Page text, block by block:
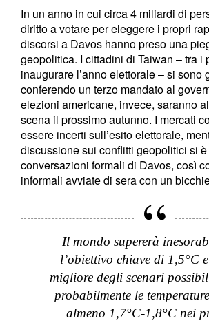
In un anno in cui circa 4 miliardi di
diritto a votare per eleggere i propri
discorsi a Davos hanno preso una
geopolitica. I cittadini di Taiwan – tra i
inaugurare l’anno elettorale – si sono
conferendo un terzo mandato al
elezioni americane, invece, saranno
scena il prossimo autunno. I mercati
essere incerti sull’esito elettorale,
discussione sui conflitti geopolitici si
conversazioni formali di Davos, così
informali avviate di sera con un
Il mondo supererà
l’obiettivo chiave di 1,5°C
migliore degli scenari
probabilmente le
almeno 1,7°C-1,8°C nei